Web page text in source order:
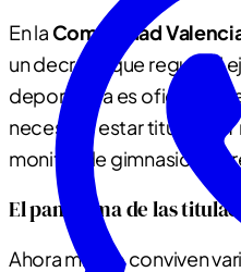
En la Comunidad
un decreto que regula el
deporte. Ya es oficial: si
necesitas estar titulado. Y
monitor de gimnasio, el
El panorama de las
Ahora mismo conviven